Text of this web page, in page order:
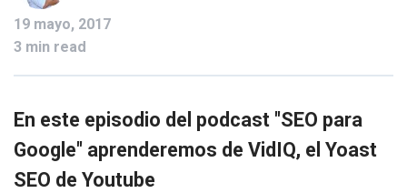
19 mayo, 2017
3 min read
En este episodio del podcast "SEO para
Google" aprenderemos de VidIQ, el Yoast
SEO de Youtube